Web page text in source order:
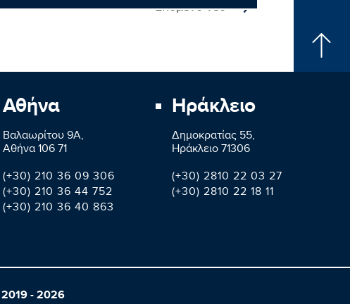
Επόμενο νέο
Αθήνα
Βαλαωρίτου 9A,
Aθήνα 106 71
(+30) 210 36 09 306
(+30) 210 36 44 752
(+30) 210 36 40 863
Ηράκλειο
Δημοκρατίας 55,
Ηράκλειο 71306
(+30) 2810 22 03 27
(+30) 2810 22 18 11
- 2026